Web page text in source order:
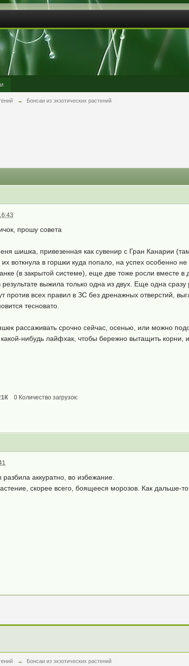
→ Бонсаи из экзотических растений
прошу совета
шишка, привезенная как сувенир с Гран Канарии
воткнула в горшки куда попало, на успех особенно
(в закрытой системе), еще две тоже росли вместе
выжила только одна из двух. Еще одна
против всех правил в ЗС без дренажных отверстий,
тесновато.
рассаживать срочно сейчас, осенью, или можно
нибудь лайфхак, чтобы бережно вытащить корни,
0 Количество загрузок:
аккуратно, во избежание.
скорее всего, боящееся морозов. Как дальше-
→ Бонсаи из экзотических растений